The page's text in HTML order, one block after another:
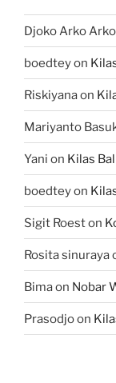
Djoko Arko Arko
boedteyon
Riskiyanaon
Mariyanto
Yani on Kilas
boedteyon
Sigit Roeston
Rosita sinuraya
Bimaon Nobar
Prasodjoon